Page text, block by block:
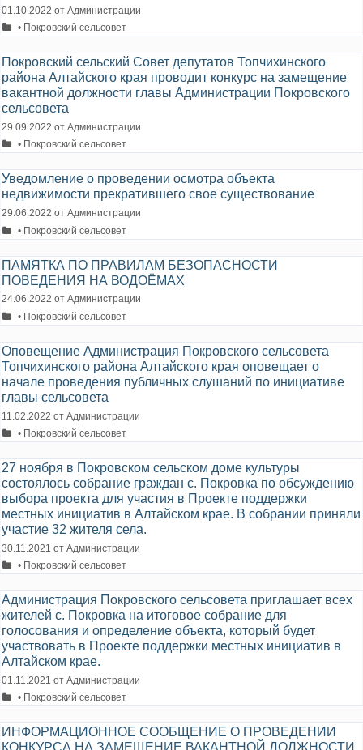
01.10.2022 от Администрации
Рубрики
• Покровский сельсовет
Покровский сельский Совет депутатов Топчихинского
района Алтайского края проводит конкурс на замещение
вакантной должности главы Администрации Покровского
сельсовета
29.09.2022 от Администрации
Рубрики
• Покровский сельсовет
Уведомление о проведении осмотра объекта
недвижимости прекратившего свое существование
29.06.2022 от Администрации
Рубрики
• Покровский сельсовет
ПАМЯТКА ПО ПРАВИЛАМ БЕЗОПАСНОСТИ
ПОВЕДЕНИЯ НА ВОДОЁМАХ
24.06.2022 от Администрации
Рубрики
• Покровский сельсовет
Оповещение Администрация Покровского сельсовета
Топчихинского района Алтайского края оповещает о
начале проведения публичных слушаний по инициативе
главы сельсовета
11.02.2022 от Администрации
Рубрики
• Покровский сельсовет
27 ноября в Покровском сельском доме культуры
состоялось собрание граждан с. Покровка по обсуждению
выбора проекта для участия в Проекте поддержки
местных инициатив в Алтайском крае. В собрании приняли
участие 32 жителя села.
30.11.2021 от Администрации
Рубрики
• Покровский сельсовет
Администрация Покровского сельсовета приглашает всех
жителей с. Покровка на итоговое собрание для
голосования и определение объекта, который будет
участвовать в Проекте поддержки местных инициатив в
Алтайском крае.
01.11.2021 от Администрации
Рубрики
• Покровский сельсовет
ИНФОРМАЦИОННОЕ СООБЩЕНИЕ О ПРОВЕДЕНИИ
КОНКУРСА НА ЗАМЕЩЕНИЕ ВАКАНТНОЙ ДОЛЖНОСТИ